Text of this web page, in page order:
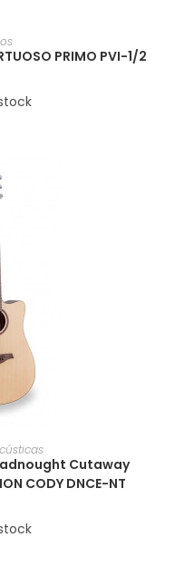
PRIMO PVI-1/2
Cutaway
CODY DNCE-NT